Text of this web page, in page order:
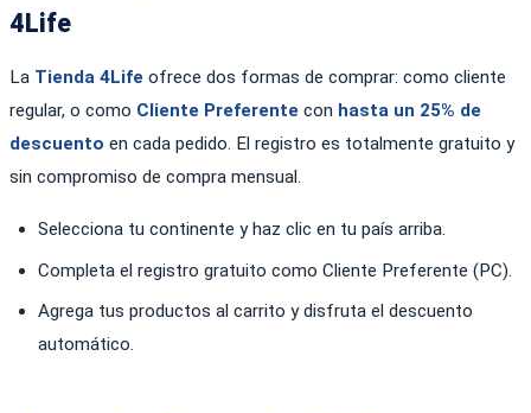
4Life
La Tienda 4Life ofrece dos formas de comprar: como cliente
regular, o como Cliente Preferente con hasta un 25% de
descuento en cada pedido. El registro es totalmente gratuito y
sin compromiso de compra mensual.
Selecciona tu continente y haz clic en tu país arriba.
Completa el registro gratuito como Cliente Preferente (PC).
Agrega tus productos al carrito y disfruta el descuento
automático.